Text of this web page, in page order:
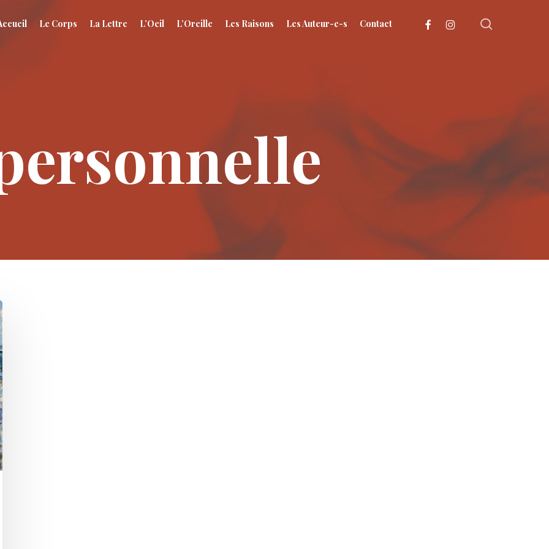
Le Corps La Lettre L’Oeil L’Oreille Les Raisons Les Auteur-e-s Contact facebookinstagram